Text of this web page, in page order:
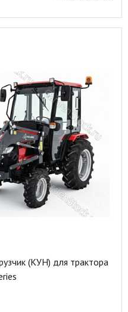
(КУН) для трактора